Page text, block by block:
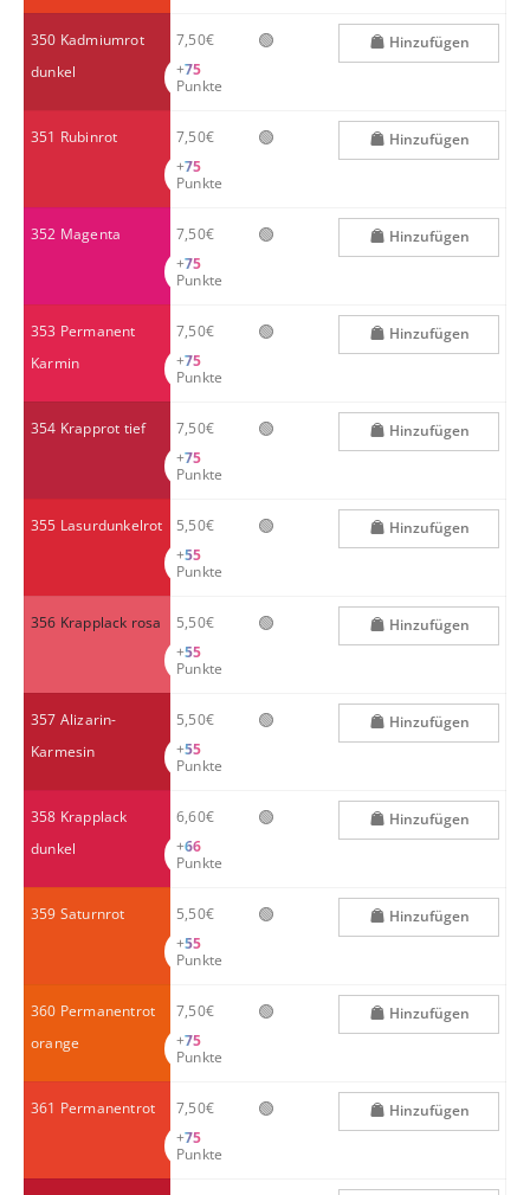
350 Kadmiumrot
dunkel
7,50€
+75
Punkte
🟢 Hinzufügen
351 Rubinrot
7,50€
+75
Punkte
🟢 Hinzufügen
352 Magenta
7,50€
+75
Punkte
🟢 Hinzufügen
353 Permanent
Karmin
7,50€
+75
Punkte
🟢 Hinzufügen
354 Krapprot tief
7,50€
+75
Punkte
🟢 Hinzufügen
355 Lasurdunkelrot
5,50€
+55
Punkte
🟢 Hinzufügen
356 Krapplack rosa
5,50€
+55
Punkte
🟢 Hinzufügen
357 Alizarin-
Karmesin
5,50€
+55
Punkte
🟢 Hinzufügen
358 Krapplack
dunkel
6,60€
+66
Punkte
🟢 Hinzufügen
359 Saturnrot
5,50€
+55
Punkte
🟢 Hinzufügen
360 Permanentrot
orange
7,50€
+75
Punkte
🟢 Hinzufügen
361 Permanentrot
7,50€
+75
Punkte
🟢 Hinzufügen